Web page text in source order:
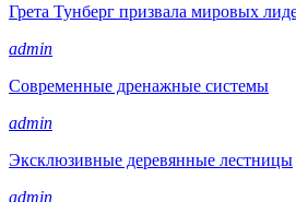
Грета Тунберг призвала мировых
admin
Современные дренажные системы
admin
Эксклюзивные деревянные лестницы
admin